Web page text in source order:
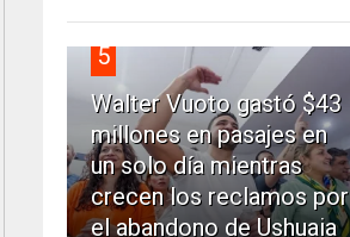
5
Walter Vuoto gastó $43
millones en pasajes en
un solo día mientras
crecen los reclamos por
el abandono de Ushuaia